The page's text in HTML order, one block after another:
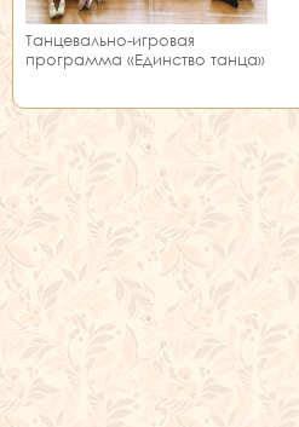
Танцевально-игровая
программа «Единство танца»